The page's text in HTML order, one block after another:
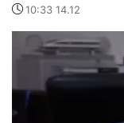
10:33 14.12